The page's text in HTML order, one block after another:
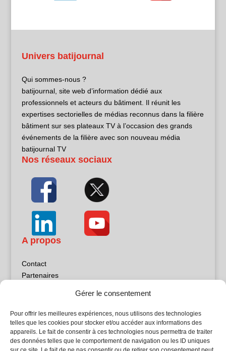
Gérer le consentement
Pour offrir les meilleures expériences, nous utilisons des technologies
telles que les cookies pour stocker et/ou accéder aux informations des
appareils. Le fait de consentir à ces technologies nous permettra de traiter
des données telles que le comportement de navigation ou les ID uniques
Univers batijournal
Qui sommes-nous ?
batijournal, site web d’information dédié aux
professionnels et acteurs du bâtiment. Il réunit les
expertises sectorielles de médias reconnus dans la filière
bâtiment sur ses plateaux TV à l’occasion des grands
événements de la filière avec son nouveau média
batijournal TV
Nos réseaux sociaux
A propos
Contact
Partenaires
Politique de confidentialité
Sites partenaires
5Façades